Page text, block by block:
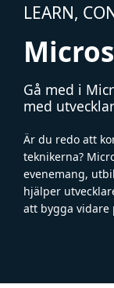
LEARN,
Gå med i
med
Är du redo att
teknikerna?
evenemang,
hjälper
att bygga vidare